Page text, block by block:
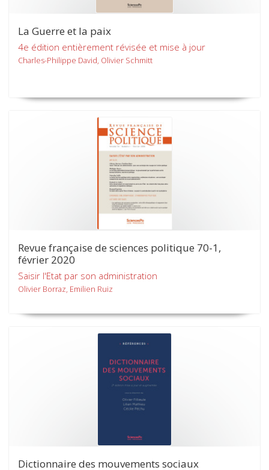
La Guerre et la paix
4e édition entièrement révisée et mise à jour
Charles-Philippe David, Olivier Schmitt
Revue française de sciences politique 70-1,
février 2020
Saisir l'Etat par son administration
Olivier Borraz, Emilien Ruiz
Dictionnaire des mouvements sociaux